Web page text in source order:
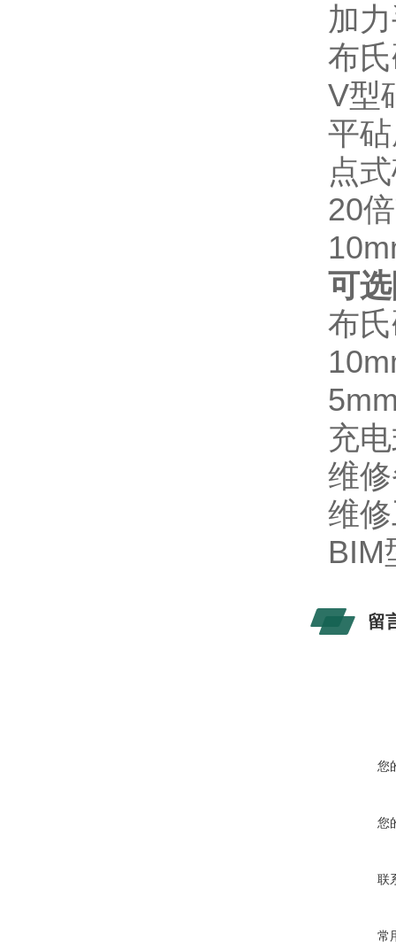
加
布
V型
平
点
20
可
布
充
维
维
BIM
留
您
您
联
常